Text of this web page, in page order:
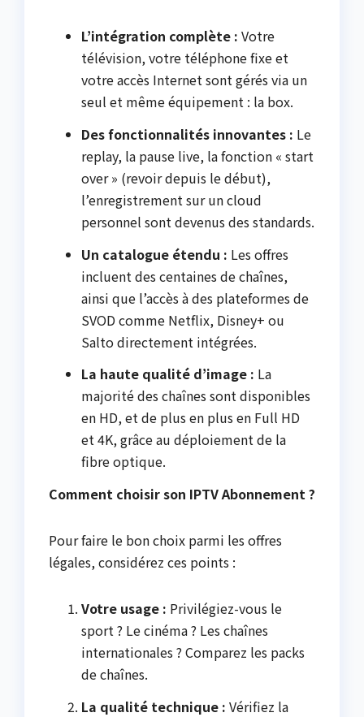
L’intégration complète : Votre
télévision, votre téléphone fixe et
votre accès Internet sont gérés via un
seul et même équipement : la box.
Des fonctionnalités innovantes : Le
replay, la pause live, la fonction « start
over » (revoir depuis le début),
l’enregistrement sur un cloud
personnel sont devenus des standards.
Un catalogue étendu : Les offres
incluent des centaines de chaînes,
ainsi que l’accès à des plateformes de
SVOD comme Netflix, Disney+ ou
Salto directement intégrées.
La haute qualité d’image : La
majorité des chaînes sont disponibles
en HD, et de plus en plus en Full HD
et 4K, grâce au déploiement de la
fibre optique.
Comment choisir son IPTV Abonnement ?
Pour faire le bon choix parmi les offres
légales, considérez ces points :
Votre usage : Privilégiez-vous le
sport ? Le cinéma ? Les chaînes
internationales ? Comparez les packs
de chaînes.
La qualité technique : Vérifiez la